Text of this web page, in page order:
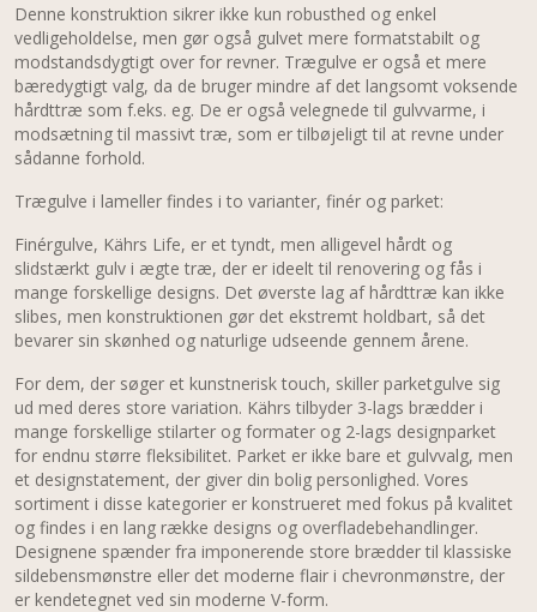
Denne konstruktion sikrer ikke kun robusthed og enkel
vedligeholdelse, men gør også gulvet mere formatstabilt og
modstandsdygtigt over for revner. Trægulve er også et mere
bæredygtigt valg, da de bruger mindre af det langsomt voksende
hårdttræ som f.eks. eg. De er også velegnede til gulvvarme, i
modsætning til massivt træ, som er tilbøjeligt til at revne under
sådanne forhold.
Trægulve i lameller findes i to varianter, finér og parket:
Finérgulve, Kährs Life, er et tyndt, men alligevel hårdt og
slidstærkt gulv i ægte træ, der er ideelt til renovering og fås i
mange forskellige designs. Det øverste lag af hårdttræ kan ikke
slibes, men konstruktionen gør det ekstremt holdbart, så det
bevarer sin skønhed og naturlige udseende gennem årene.
For dem, der søger et kunstnerisk touch, skiller parketgulve sig
ud med deres store variation. Kährs tilbyder 3-lags brædder i
mange forskellige stilarter og formater og 2-lags designparket
for endnu større fleksibilitet. Parket er ikke bare et gulvvalg, men
et designstatement, der giver din bolig personlighed. Vores
sortiment i disse kategorier er konstrueret med fokus på kvalitet
og findes i en lang række designs og overfladebehandlinger.
Designene spænder fra imponerende store brædder til klassiske
sildebensmønstre eller det moderne flair i chevronmønstre, der
er kendetegnet ved sin moderne V-form.